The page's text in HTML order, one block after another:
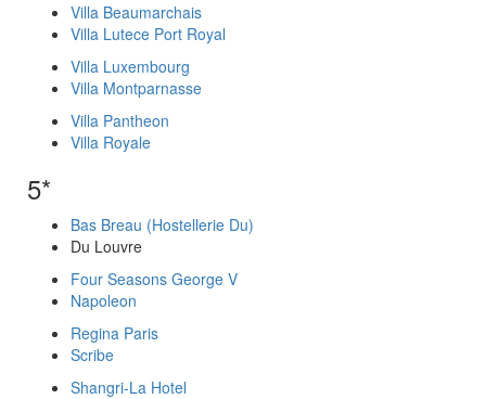
Villa Beaumarchais
Villa Lutece Port Royal
Villa Luxembourg
Villa Montparnasse
Villa Pantheon
Villa Royale
5*
Bas Breau (Hostellerie Du)
Du Louvre
Four Seasons George V
Napoleon
Regina Paris
Scribe
Shangri-La Hotel